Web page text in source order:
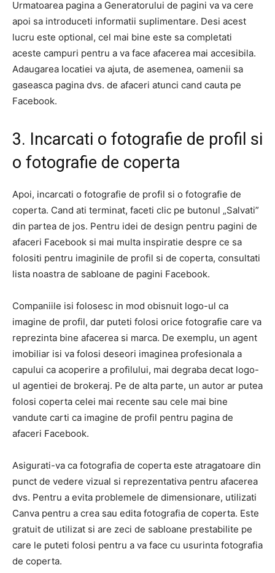
Urmatoarea pagina a Generatorului de pagini va va cere
apoi sa introduceti informatii suplimentare. Desi acest
lucru este optional, cel mai bine este sa completati
aceste campuri pentru a va face afacerea mai accesibila.
Adaugarea locatiei va ajuta, de asemenea, oamenii sa
gaseasca pagina dvs. de afaceri atunci cand cauta pe
Facebook.
3. Incarcati o fotografie de profil si
o fotografie de coperta
Apoi, incarcati o fotografie de profil si o fotografie de
coperta. Cand ati terminat, faceti clic pe butonul „Salvati”
din partea de jos. Pentru idei de design pentru pagini de
afaceri Facebook si mai multa inspiratie despre ce sa
folositi pentru imaginile de profil si de coperta, consultati
lista noastra de sabloane de pagini Facebook.
Companiile isi folosesc in mod obisnuit logo-ul ca
imagine de profil, dar puteti folosi orice fotografie care va
reprezinta bine afacerea si marca. De exemplu, un agent
imobiliar isi va folosi deseori imaginea profesionala a
capului ca acoperire a profilului, mai degraba decat logo-
ul agentiei de brokeraj. Pe de alta parte, un autor ar putea
folosi coperta celei mai recente sau cele mai bine
vandute carti ca imagine de profil pentru pagina de
afaceri Facebook.
Asigurati-va ca fotografia de coperta este atragatoare din
punct de vedere vizual si reprezentativa pentru afacerea
dvs. Pentru a evita problemele de dimensionare, utilizati
Canva pentru a crea sau edita fotografia de coperta. Este
gratuit de utilizat si are zeci de sabloane prestabilite pe
care le puteti folosi pentru a va face cu usurinta fotografia
de coperta.